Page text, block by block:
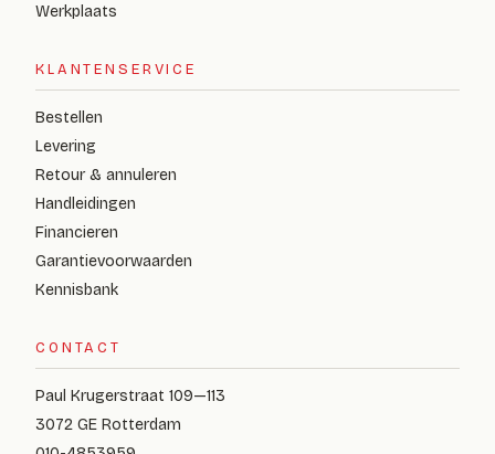
Werkplaats
KLANTENSERVICE
Bestellen
Levering
Retour & annuleren
Handleidingen
Financieren
Garantievoorwaarden
Kennisbank
CONTACT
Paul Krugerstraat 109—113
3072 GE Rotterdam